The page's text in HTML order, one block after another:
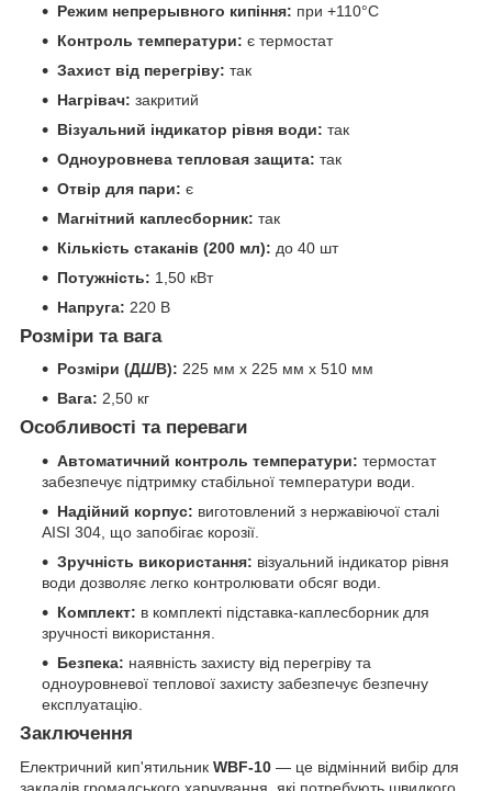
Режим непрерывного кипіння: при +110°C
Контроль температури: є термостат
Захист від перегріву: так
Нагрівач: закритий
Візуальний індикатор рівня води: так
Одноуровнева тепловая защита: так
Отвір для пари: є
Магнітний каплесборник: так
Кількість стаканів (200 мл): до 40 шт
Потужність: 1,50 кВт
Напруга: 220 В
Розміри та вага
Розміри (ДШВ): 225 мм x 225 мм x 510 мм
Вага: 2,50 кг
Особливості та переваги
Автоматичний контроль температури: термостат
забезпечує підтримку стабільної температури води.
Надійний корпус: виготовлений з нержавіючої сталі
AISI 304, що запобігає корозії.
Зручність використання: візуальний індикатор рівня
води дозволяє легко контролювати обсяг води.
Комплект: в комплекті підставка-каплесборник для
зручності використання.
Безпека: наявність захисту від перегріву та
одноуровневої теплової захисту забезпечує безпечну
експлуатацію.
Заключення
Електричний кип'ятильник WBF-10 — це відмінний вибір для
закладів громадського харчування, які потребують швидкого